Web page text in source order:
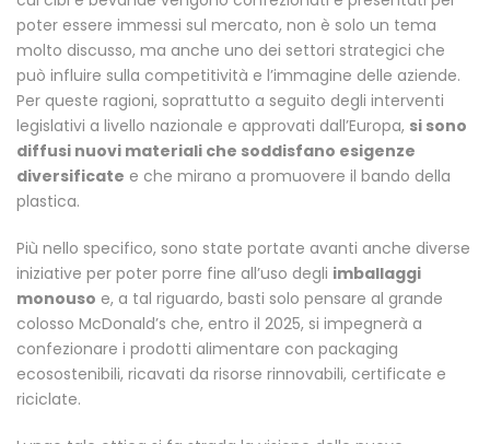
poter essere immessi sul mercato, non è solo un tema
molto discusso, ma anche uno dei settori strategici che
può influire sulla competitività e l’immagine delle aziende.
Per queste ragioni, soprattutto a seguito degli interventi
legislativi a livello nazionale e approvati dall’Europa, si sono
diffusi nuovi materiali che soddisfano esigenze
diversificate e che mirano a promuovere il bando della
plastica.
Più nello specifico, sono state portate avanti anche diverse
iniziative per poter porre fine all’uso degli imballaggi
monouso e, a tal riguardo, basti solo pensare al grande
colosso McDonald’s che, entro il 2025, si impegnerà a
confezionare i prodotti alimentare con packaging
ecosostenibili, ricavati da risorse rinnovabili, certificate e
riciclate.